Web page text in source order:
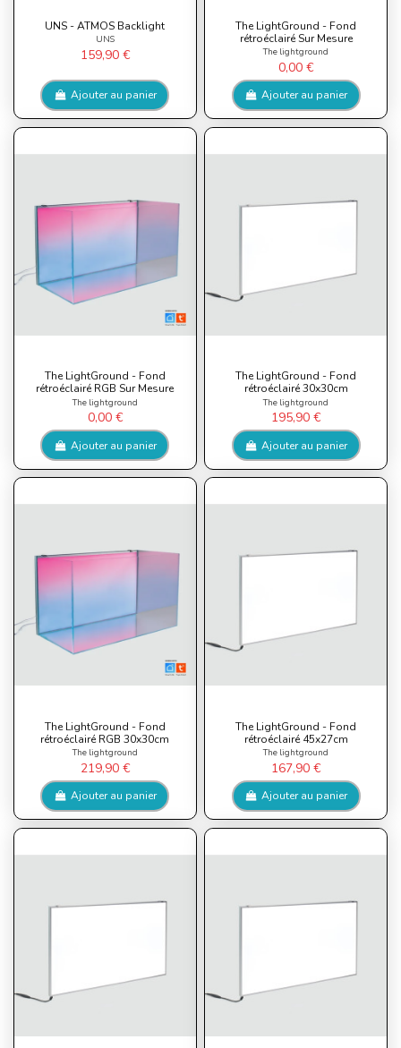
UNS - ATMOS Backlight
UNS
159,90 €
Ajouter au panier
The LightGround - Fond
rétroéclairé Sur Mesure
The lightground
0,00 €
Ajouter au panier
The LightGround - Fond
rétroéclairé RGB Sur Mesure
The lightground
0,00 €
Ajouter au panier
The LightGround - Fond
rétroéclairé 30x30cm
The lightground
195,90 €
Ajouter au panier
The LightGround - Fond
rétroéclairé RGB 30x30cm
The lightground
219,90 €
Ajouter au panier
The LightGround - Fond
rétroéclairé 45x27cm
The lightground
167,90 €
Ajouter au panier